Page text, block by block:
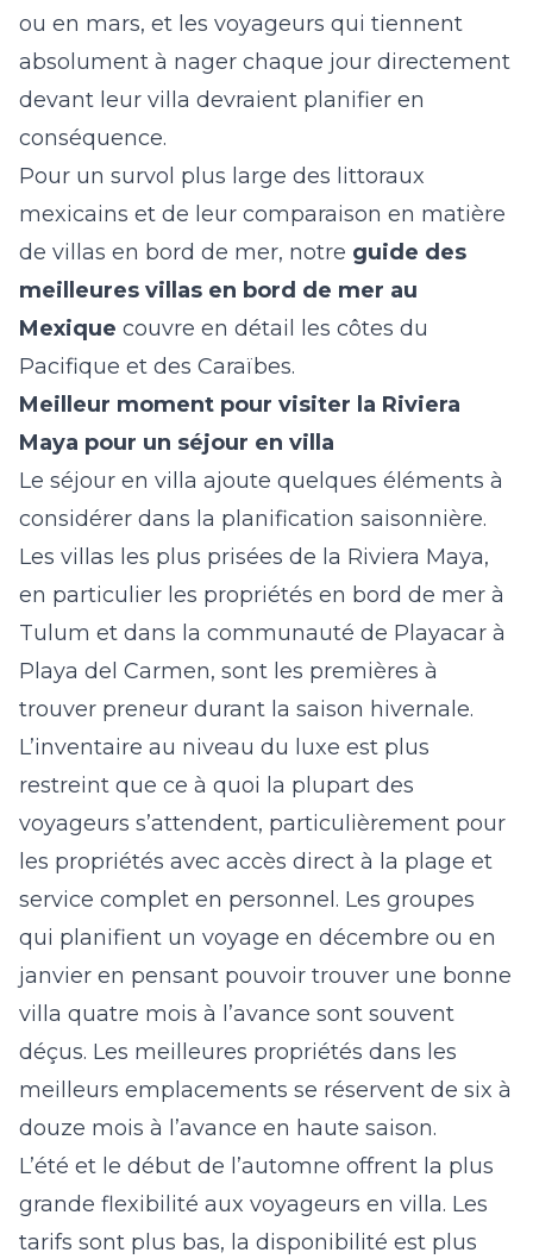
ou en mars, et les voyageurs qui tiennent
absolument à nager chaque jour directement
devant leur villa devraient planifier en
conséquence.
Pour un survol plus large des littoraux
mexicains et de leur comparaison en matière
de villas en bord de mer, notre guide des
meilleures villas en bord de mer au
Mexique couvre en détail les côtes du
Pacifique et des Caraïbes.
Meilleur moment pour visiter la Riviera
Maya pour un séjour en villa
Le séjour en villa ajoute quelques éléments à
considérer dans la planification saisonnière.
Les villas les plus prisées de la Riviera Maya,
en particulier les propriétés en bord de mer à
Tulum et dans la communauté de Playacar à
Playa del Carmen, sont les premières à
trouver preneur durant la saison hivernale.
L’inventaire au niveau du luxe est plus
restreint que ce à quoi la plupart des
voyageurs s’attendent, particulièrement pour
les propriétés avec accès direct à la plage et
service complet en personnel. Les groupes
qui planifient un voyage en décembre ou en
janvier en pensant pouvoir trouver une bonne
villa quatre mois à l’avance sont souvent
déçus. Les meilleures propriétés dans les
meilleurs emplacements se réservent de six à
douze mois à l’avance en haute saison.
L’été et le début de l’automne offrent la plus
grande flexibilité aux voyageurs en villa. Les
tarifs sont plus bas, la disponibilité est plus